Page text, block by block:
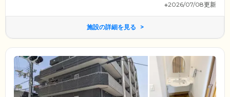
※2026/07/08更新
施設の詳細を見る